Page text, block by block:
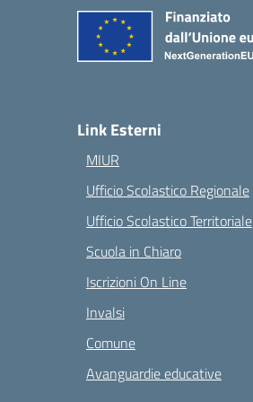
Link Esterni
MIUR
Ufficio Scolastico Regionale
Ufficio Scolastico Territoriale
Scuola in Chiaro
Iscrizioni On Line
Invalsi
Comune
Avanguardie educative